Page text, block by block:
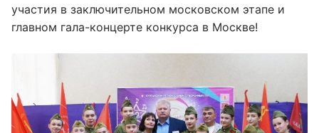
участия в заключительном московском этапе и
главном гала-концерте конкурса в Москве!